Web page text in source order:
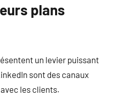
plans
un levier puissant
sont des canaux
les clients.